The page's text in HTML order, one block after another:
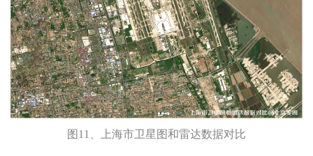
图11、上海市卫星图和雷达数据对比